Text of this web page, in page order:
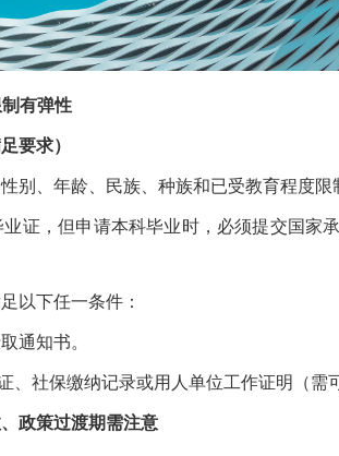
有弹性
要求）
别、年龄、民族、种族和已受教育程度限
证，但申请本科毕业时，必须提交国家
以下任一条件：
通知书。
、社保缴纳记录或用人单位工作证明（需
政策过渡期需注意